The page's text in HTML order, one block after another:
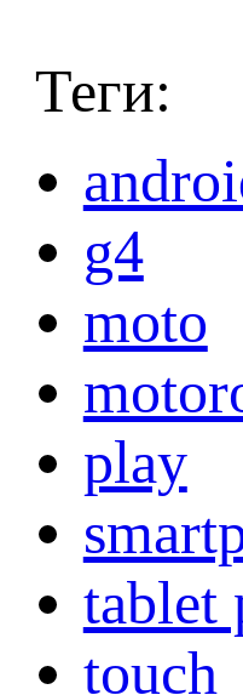
Теги:
g4
moto
play
tablet
touch